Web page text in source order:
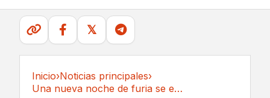
𝕏
Inicio›Noticias principales›
Una nueva noche de furia se extiende por...